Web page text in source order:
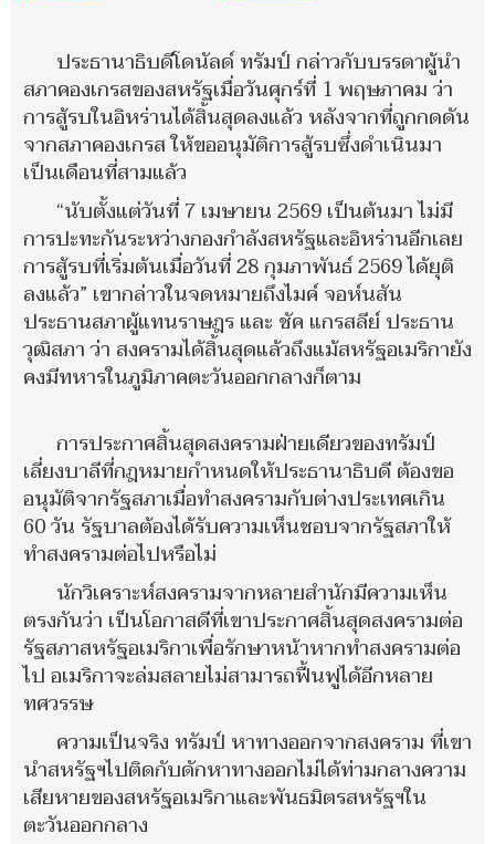
ประธานาธิบดีโดนัลด์ ทรัมป์ กล่าวกับบรรดาผู้นำ
สภาคองเกรสของสหรัฐเมื่อวันศุกร์ที่ 1 พฤษภาคม ว่า
การสู้รบในอิหร่านได้สิ้นสุดลงแล้ว หลังจากที่ถูกกดดัน
จากสภาคองเกรส ให้ขออนุมัติการสู้รบซึ่งดำเนินมา
เป็นเดือนที่สามแล้ว
“นับตั้งแต่วันที่ 7 เมษายน 2569 เป็นต้นมา ไม่มี
การปะทะกันระหว่างกองกำลังสหรัฐและอิหร่านอีกเลย
การสู้รบที่เริ่มต้นเมื่อวันที่ 28 กุมภาพันธ์ 2569 ได้ยุติ
ลงแล้ว” เขากล่าวในจดหมายถึงไมค์ จอห์นสัน
ประธานสภาผู้แทนราษฎร และ ชัค แกรสลีย์ ประธาน
วุฒิสภา ว่า สงครามได้สิ้นสุดแล้วถึงแม้สหรัฐอเมริกายัง
คงมีทหารในภูมิภาคตะวันออกกลางก็ตาม
การประกาศสิ้นสุดสงครามฝ่ายเดียวของทรัมป์
เลี่ยงบาลีที่กฎหมายกำหนดให้ประธานาธิบดี ต้องขอ
อนุมัติจากรัฐสภาเมื่อทำสงครามกับต่างประเทศเกิน
60 วัน รัฐบาลต้องได้รับความเห็นชอบจากรัฐสภาให้
ทำสงครามต่อไปหรือไม่
นักวิเคราะห์สงครามจากหลายสำนักมีความเห็น
ตรงกันว่า เป็นโอกาสดีที่เขาประกาศสิ้นสุดสงครามต่อ
รัฐสภาสหรัฐอเมริกาเพื่อรักษาหน้าหากทำสงครามต่อ
ไป อเมริกาจะล่มสลายไม่สามารถฟื้นฟูได้อีกหลาย
ทศวรรษ
ความเป็นจริง ทรัมป์ หาทางออกจากสงคราม ที่เขา
นำสหรัฐฯไปติดกับดักหาทางออกไม่ได้ท่ามกลางความ
เสียหายของสหรัฐอเมริกาและพันธมิตรสหรัฐฯใน
ตะวันออกกลาง